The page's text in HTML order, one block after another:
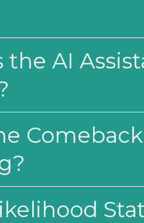
the AI